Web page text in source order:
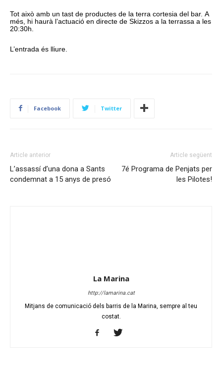
Tot això amb un tast de productes de la terra cortesia del bar. A
més, hi haurà l’actuació en directe de Skizzos a la terrassa a les
20:30h.
L’entrada és lliure.
Facebook Twitter
Article anterior
L’assassí d’una dona a Sants
condemnat a 15 anys de presó
Article següent
7é Programa de Penjats per
les Pilotes!
La Marina
http://lamarina.cat
Mitjans de comunicació dels barris de la Marina, sempre al teu
costat.